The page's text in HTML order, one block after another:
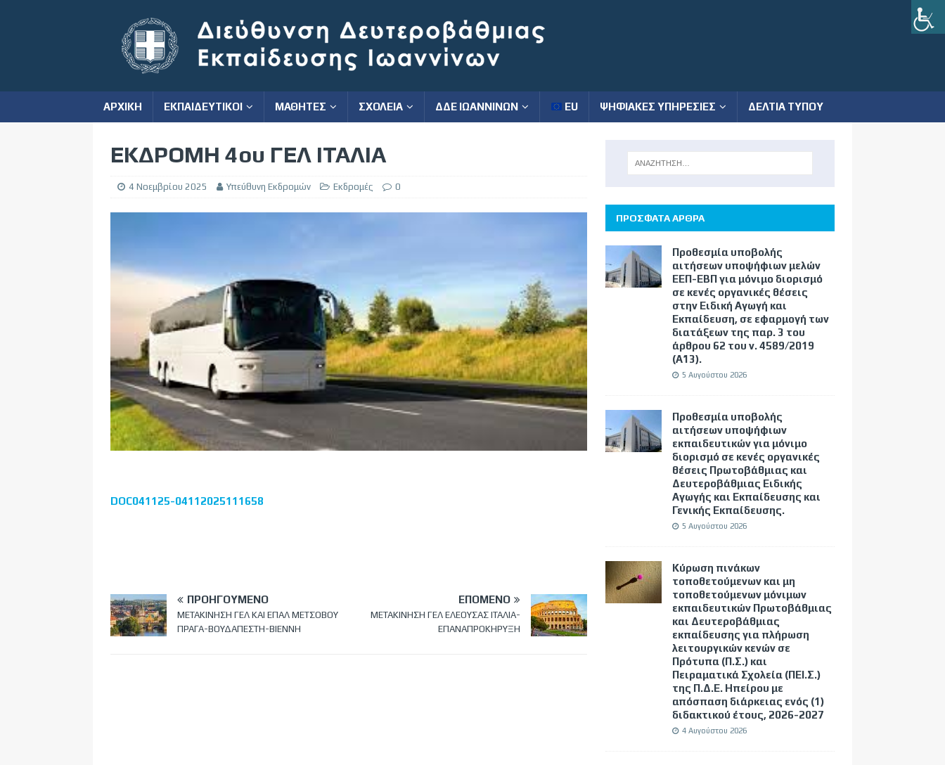
ΑΡΧΙΚΗ ΕΚΠΑΙΔΕΥΤΙΚΟΙ ΜΑΘΗΤΕΣ ΣΧΟΛΕΙΑ ΔΔΕ ΙΩΑΝΝΙΝΩΝ EU ΨΗΦΙΑΚΕΣ ΥΠΗΡΕΣΙΕΣ ΔΕΛΤΙΑ ΤΥΠΟΥ
ΕΚΔΡΟΜΗ 4ου ΓΕΛ ΙΤΑΛΙΑ
4 Νοεμβρίου 2025 Υπεύθυνη Εκδρομών Εκδρομές 0
DOC041125-04112025111658
ΠΡΟΗΓΟΎΜΕΝΟ
ΜΕΤΑΚΙΝΗΣΗ ΓΕΛ ΚΑΙ ΕΠΑΛ ΜΕΤΣΟΒΟΥ
ΠΡΑΓΑ-ΒΟΥΔΑΠΕΣΤΗ-ΒΙΕΝΝΗ
ΕΠΌΜΕΝΟ
ΜΕΤΑΚΙΝΗΣΗ ΓΕΛ ΕΛΕΟΥΣΑΣ ΙΤΑΛΙΑ-
ΕΠΑΝΑΠΡΟΚΗΡΥΞΗ
ΠΡΟΣΦΑΤΑ ΑΡΘΡΑ
Προθεσμία υποβολής
αιτήσεων υποψήφιων μελών
ΕΕΠ-ΕΒΠ για μόνιμο διορισμό
σε κενές οργανικές θέσεις
στην Ειδική Αγωγή και
Εκπαίδευση, σε εφαρμογή των
διατάξεων της παρ. 3 του
άρθρου 62 του ν. 4589/2019
(Α΄13).
5 Αυγούστου 2026
Προθεσμία υποβολής
αιτήσεων υποψήφιων
εκπαιδευτικών για μόνιμο
διορισμό σε κενές οργανικές
θέσεις Πρωτοβάθμιας και
Δευτεροβάθμιας Ειδικής
Αγωγής και Εκπαίδευσης και
Γενικής Εκπαίδευσης.
5 Αυγούστου 2026
Κύρωση πινάκων
τοποθετούμενων και μη
τοποθετούμενων μόνιμων
εκπαιδευτικών Πρωτοβάθμιας
και Δευτεροβάθμιας
εκπαίδευσης για πλήρωση
λειτουργικών κενών σε
Πρότυπα (Π.Σ.) και
Πειραματικά Σχολεία (ΠΕΙ.Σ.)
της Π.Δ.Ε. Ηπείρου με
απόσπαση διάρκειας ενός (1)
διδακτικού έτους, 2026-2027
4 Αυγούστου 2026